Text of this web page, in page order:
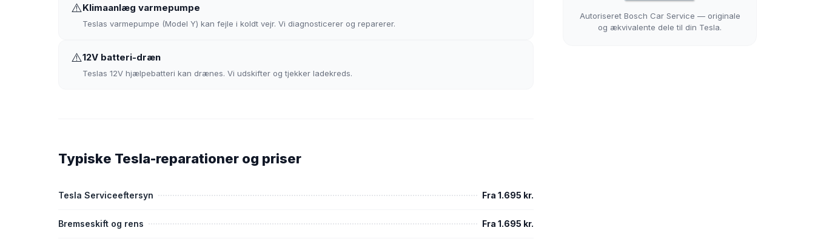
⚠️Klimaanlæg varmepumpe
Teslas varmepumpe (Model Y) kan fejle i koldt vejr. Vi diagnosticerer og reparerer.
⚠️12V batteri-dræn
Teslas 12V hjælpebatteri kan drænes. Vi udskifter og tjekker ladekreds.
Typiske Tesla-reparationer og priser
Tesla Serviceeftersyn Fra 1.695 kr.
Bremseskift og rens Fra 1.695 kr.
Autoriseret Bosch Car Service — originale
og ækvivalente dele til din Tesla.